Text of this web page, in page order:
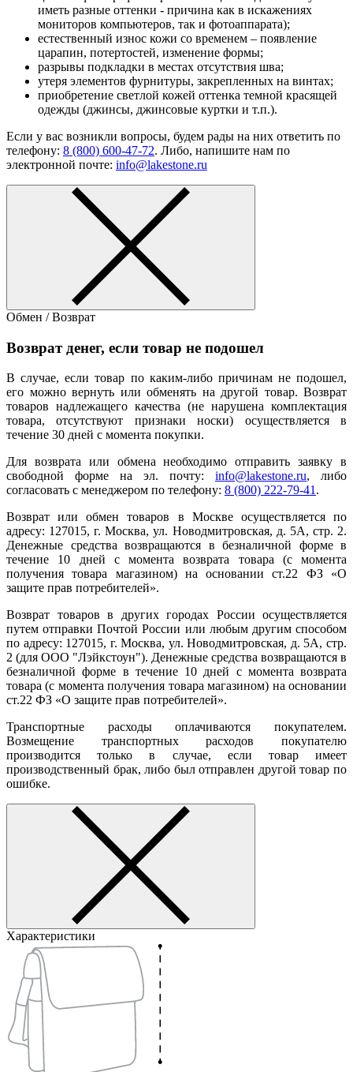
иметь разные оттенки - причина как в искажениях
мониторов компьютеров, так и фотоаппарата);
естественный износ кожи со временем – появление
царапин, потертостей, изменение формы;
разрывы подкладки в местах отсутствия шва;
утеря элементов фурнитуры, закрепленных на винтах;
приобретение светлой кожей оттенка темной красящей
одежды (джинсы, джинсовые куртки и т.п.).
Если у вас возникли вопросы, будем рады на них ответить по
телефону: 8 (800) 600-47-72. Либо, напишите нам по
электронной почте: info@lakestone.ru
Обмен / Возврат
Возврат денег, если товар не подошел
В случае, если товар по каким-либо причинам не подошел,
его можно вернуть или обменять на другой товар. Возврат
товаров надлежащего качества (не нарушена комплектация
товара, отсутствуют признаки носки) осуществляется в
течение 30 дней с момента покупки.
Для возврата или обмена необходимо отправить заявку в
свободной форме на эл. почту: info@lakestone.ru, либо
согласовать с менеджером по телефону: 8 (800) 222-79-41 .
Возврат или обмен товаров в Москве осуществляется по
адресу: 127015, г. Москва, ул. Новодмитровская, д. 5А, стр. 2.
Денежные средства возвращаются в безналичной форме в
течение 10 дней с момента возврата товара (с момента
получения товара магазином) на основании ст.22 ФЗ «О
защите прав потребителей».
Возврат товаров в других городах России осуществляется
путем отправки Почтой России или любым другим способом
по адресу: 127015, г. Москва, ул. Новодмитровская, д. 5А, стр.
2 (для ООО "Лэйкстоун"). Денежные средства возвращаются в
безналичной форме в течение 10 дней с момента возврата
товара (с момента получения товара магазином) на основании
ст.22 ФЗ «О защите прав потребителей».
Транспортные расходы оплачиваются покупателем.
Возмещение транспортных расходов покупателю
производится только в случае, если товар имеет
производственный брак, либо был отправлен другой товар по
ошибке.
Характеристики